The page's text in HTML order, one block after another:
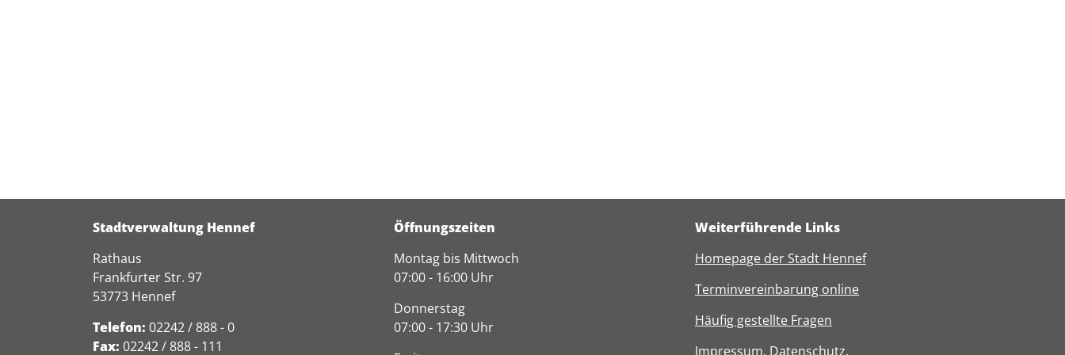
Stadtverwaltung Hennef
Rathaus
Frankfurter Str. 97
53773 Hennef
Telefon: 02242 / 888 - 0
Fax: 02242 / 888 - 111
Öffnungszeiten
Montag bis Mittwoch
07:00 - 16:00 Uhr
Donnerstag
07:00 - 17:30 Uhr
Weiterführende Links
Homepage der Stadt Hennef
Terminvereinbarung online
Häufig gestellte Fragen
Impressum, Datenschutz,